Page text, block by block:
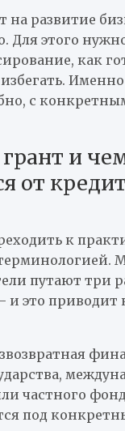
на развитие
Для этого
как
Именно
с
и
от
к
путают три
и это
частного
под